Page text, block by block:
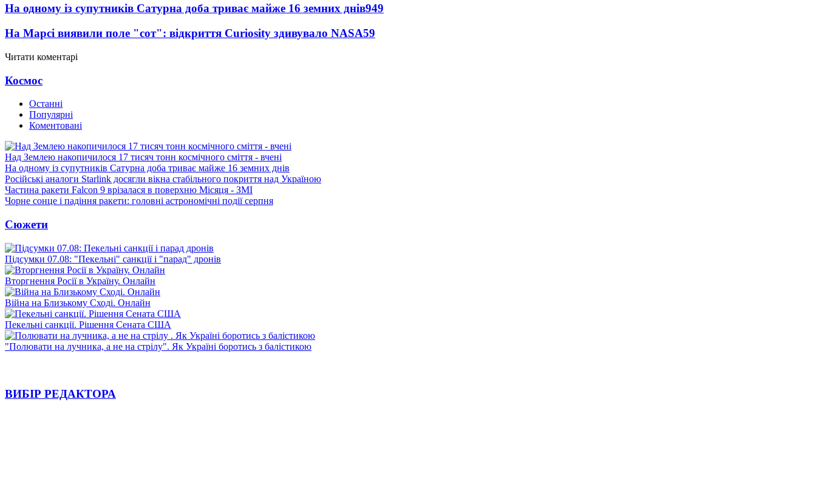
На одному із супутників Сатурна доба триває майже 16 земних днів949
На Марсі виявили поле "сот": відкриття Curiosity здивувало NASA59
Читати коментарі
Космос
Останні
Популярні
Коментовані
Над Землею накопичилося 17 тисяч тонн космічного сміття - вчені
На одному із супутників Сатурна доба триває майже 16 земних днів
Російські аналоги Starlink досягли вікна стабільного покриття над Україною
Частина ракети Falcon 9 врізалася в поверхню Місяця - ЗМІ
Чорне сонце і падіння ракети: головні астрономічні події серпня
Сюжети
Підсумки 07.08: "Пекельні" санкції і "парад" дронів
Вторгнення Росії в Україну. Онлайн
Війна на Близькому Сході. Онлайн
Пекельні санкції. Рішення Сената США
"Полювати на лучника, а не на стрілу". Як Україні боротись з балістикою
ВИБІР РЕДАКТОРА